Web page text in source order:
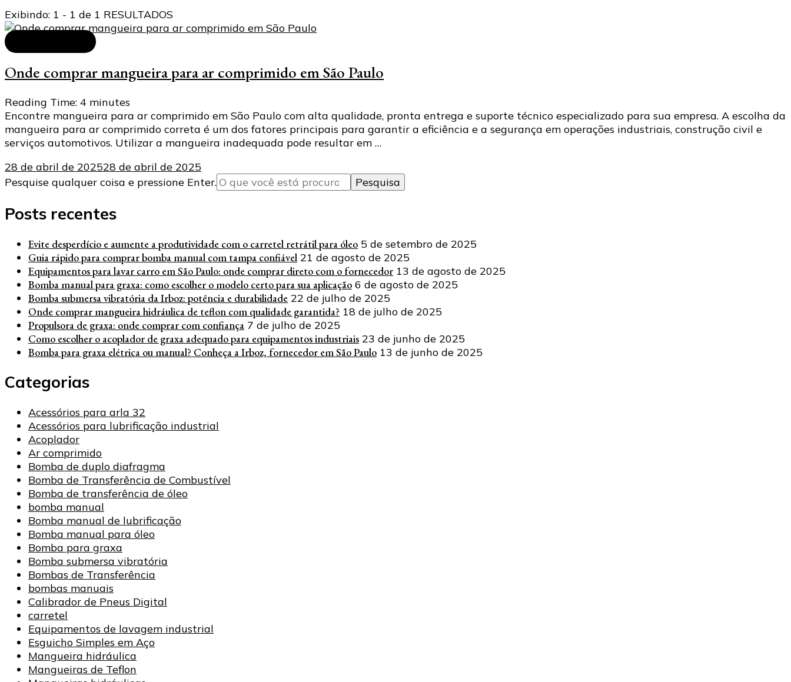
Exibindo: 1 - 1 de 1 RESULTADOS
Onde comprar mangueira para ar comprimido em São Paulo
Reading Time: 4 minutes
Encontre mangueira para ar comprimido em São Paulo com alta qualidade, pronta entrega e suporte técnico especializado para sua empresa. A escolha da
mangueira para ar comprimido correta é um dos fatores principais para garantir a eficiência e a segurança em operações industriais, construção civil e
serviços automotivos. Utilizar a mangueira inadequada pode resultar em …
28 de abril de 202528 de abril de 2025
Procurando
Pesquise qualquer coisa e pressione Enter.
Posts recentes
Evite desperdício e aumente a produtividade com o carretel retrátil para óleo 5 de setembro de 2025
Guia rápido para comprar bomba manual com tampa confiável 21 de agosto de 2025
Equipamentos para lavar carro em São Paulo: onde comprar direto com o fornecedor 13 de agosto de 2025
Bomba manual para graxa: como escolher o modelo certo para sua aplicação 6 de agosto de 2025
Bomba submersa vibratória da Irboz: potência e durabilidade 22 de julho de 2025
Onde comprar mangueira hidráulica de teflon com qualidade garantida? 18 de julho de 2025
Propulsora de graxa: onde comprar com confiança 7 de julho de 2025
Como escolher o acoplador de graxa adequado para equipamentos industriais 23 de junho de 2025
Bomba para graxa elétrica ou manual? Conheça a Irboz, fornecedor em São Paulo 13 de junho de 2025
Categorias
Acessórios para arla 32
Acessórios para lubrificação industrial
Acoplador
Ar comprimido
Bomba de duplo diafragma
Bomba de Transferência de Combustível
Bomba de transferência de óleo
bomba manual
Bomba manual de lubrificação
Bomba manual para óleo
Bomba para graxa
Bomba submersa vibratória
Bombas de Transferência
bombas manuais
Calibrador de Pneus Digital
carretel
Equipamentos de lavagem industrial
Esguicho Simples em Aço
Mangueira hidráulica
Mangueiras de Teflon